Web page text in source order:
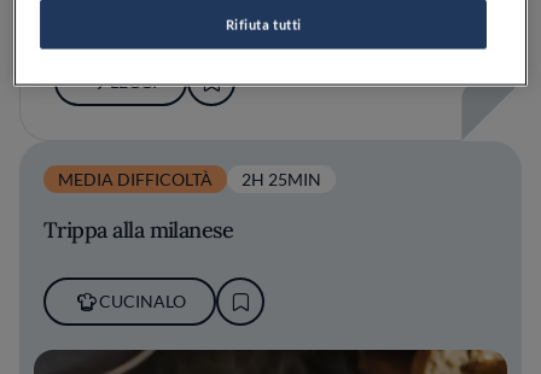
LEGGI
MEDIA DIFFICOLTÀ 2H 25MIN
Trippa alla milanese
CUCINALO
Rifiuta tutti